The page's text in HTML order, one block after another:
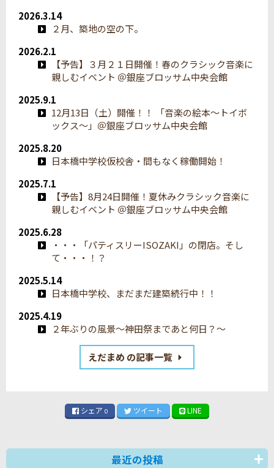
2026.3.14
２月、築地の空の下。
2026.2.1
【予告】３月２１日開催！春のクラシック音楽に
親しむイベント ＠銀座ブロッサム中央会館
2025.9.1
12月13日（土）開催！！ 「音楽の絵本～トイボ
ックス～」＠銀座ブロッサム中央会館
2025.8.20
日本橋中学校仮校舎・間もなく稼働開始！
2025.7.1
【予告】8月24日開催！夏休みクラシック音楽に
親しむイベント ＠銀座ブロッサム中央会館
2025.6.28
・・・「パティスリーISOZAKI」の閉店。そし
て・・・！？
2025.5.14
日本橋中学校、まだまだ建築続行中！！
2025.4.19
２年ぶりの風景～神田祭まであと何日？～
えだまめ の記事一覧
シェア 0 ツイート LINE
最近の投稿